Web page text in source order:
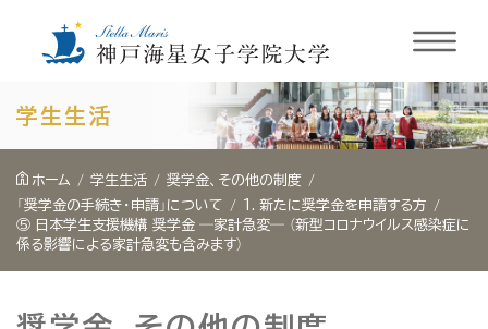
学生生活
ホーム 学生生活
奨学金、その他の制度
「奨学金の手続き・申請」について
1. 新たに奨学金を申請する方
⑤ 日本学生支援機構 奨学金 ―家計急変― （新型コロナウイルス感染症に
係る影響による家計急変も含みます）